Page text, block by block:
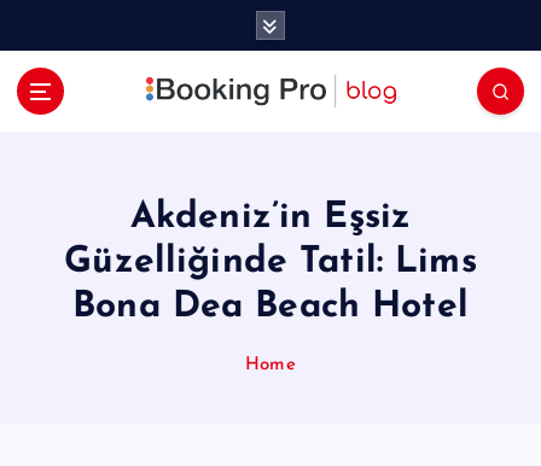
Akdeniz’in Eşsiz
Güzelliğinde Tatil: Lims
Bona Dea Beach Hotel
Home